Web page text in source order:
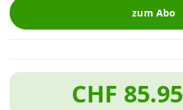
Aktionen
zum Abo
CHF 85.95